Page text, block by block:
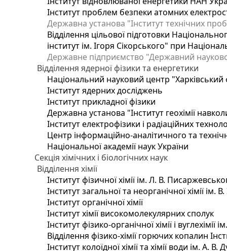
Інститут проблем безпеки атомних
Державна установа "Інститут технічних
Відділення цільової підготовки
інститут ім. Ігоря Сікорського" при
Державне підприємство "Державний
Відділення ядерної фізики та енергетики
Національний науковий центр "Харківський
Інститут ядерних досліджень
Інститут прикладної фізики
Державна установа "Інститут геохімії
Інститут електрофізики і радіаційних
Центр інформаційно-аналітичного та
Національної академії наук України
Секція хімічних і біологічних наук
Відділення хімії
Інститут фізичної хімії ім. Л. В.
Інститут загальної та неорганічної хімії ім.
Інститут органічної хімії
Інститут хімії високомолекулярних сполук
Інститут фізико-органічної хімії і
Відділення фізико-хімії горючих копалин
Інститут колоїдної хімії та хімії води ім. А.